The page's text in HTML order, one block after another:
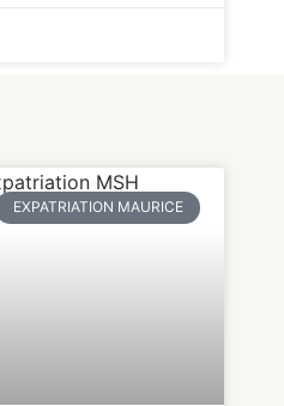
EXPATRIATION MAURICE